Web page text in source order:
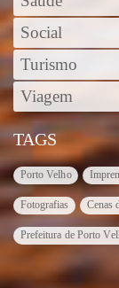
Social
Turismo
Viagem
TAGS
Porto Velho
Fotografias Cenas
Prefeitura de Porto